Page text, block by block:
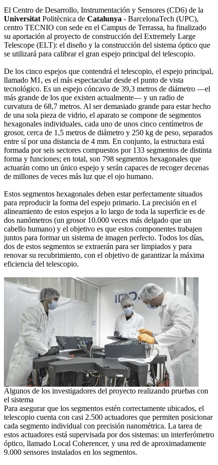
El Centro de Desarrollo, Instrumentación y Sensores (CD6) de la
Universitat Politècnica de Catalunya - BarcelonaTech (UPC),
centro TECNIO con sede en el Campus de Terrassa, ha finalizado
su aportación al proyecto de construcción del Extremely Large
Telescope (ELT): el diseño y la construcción del sistema óptico que
se utilizará para calibrar el gran espejo principal del telescopio.
De los cinco espejos que contendrá el telescopio, el espejo principal,
llamado M1, es el más espectacular desde el punto de vista
tecnológico. Es un espejo cóncavo de 39,3 metros de diámetro —el
más grande de los que existen actualmente— y un radio de
curvatura de 68,7 metros. Al ser demasiado grande para estar hecho
de una sola pieza de vidrio, el aparato se compone de segmentos
hexagonales individuales, cada uno de unos cinco centímetros de
grosor, cerca de 1,5 metros de diámetro y 250 kg de peso, separados
entre sí por una distancia de 4 mm. En conjunto, la estructura está
formada por seis sectores compuestos por 133 segmentos de distinta
forma y funciones; en total, son 798 segmentos hexagonales que
actuarán como un único espejo y serán capaces de recoger decenas
de millones de veces más luz que el ojo humano.
Estos segmentos hexagonales deben estar perfectamente situados
para reproducir la forma del espejo primario. La precisión en el
alineamiento de estos espejos a lo largo de toda la superficie es de
dos nanómetros (un grosor 10.000 veces más delgado que un
cabello humano) y el objetivo es que estos componentes trabajen
juntos para formar un sistema de imagen perfecto. Todos los días,
dos de estos segmentos se extraerán para ser limpiados y para
renovar su recubrimiento, con el objetivo de garantizar la máxima
eficiencia del telescopio.
Algunos de los investigadores del proyecto realizando pruebas con
el sistema
Para asegurar que los segmentos estén correctamente ubicados, el
telescopio cuenta con casi 2.500 actuadores que permiten posicionar
cada segmento individual con precisión nanométrica. La tarea de
estos actuadores está supervisada por dos sistemas: un interferómetro
óptico, llamado Local Coherencer, y una red de aproximadamente
9.000 sensores instalados en los segmentos.